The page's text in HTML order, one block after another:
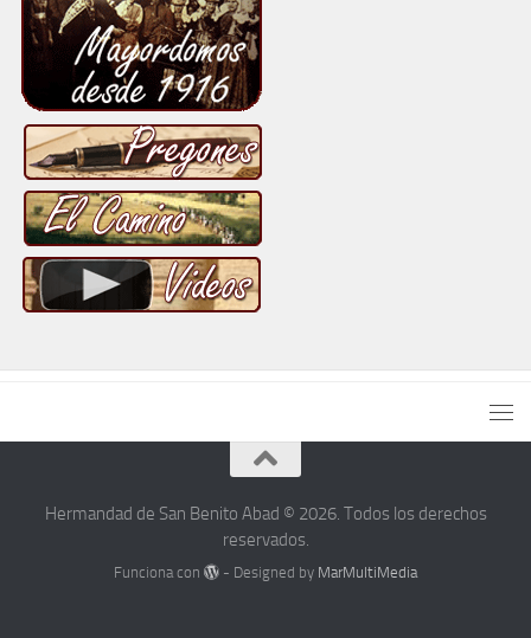
Hermandad de San Benito Abad © 2026. Todos los derechos
reservados.
Funciona con - Designed by MarMultiMedia